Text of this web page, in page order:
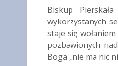
Biskup
wykorzystanych
staje się
pozbawionych
Boga „nie ma nic